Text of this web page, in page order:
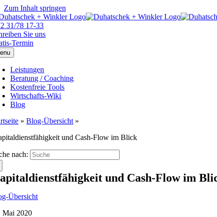
Zum Inhalt springen
31/78 17-33
Sie uns
Termin
Leistungen
Beratung / Coaching
Kostenfreie Tools
Wirtschafts-Wiki
Blog
»Blog-Übersicht »
und Cash-Flow im Blick
nach:
und Cash-Flow im
Übersicht
Mai 2020